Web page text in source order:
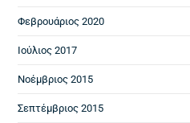
Φεβρουάριος 2020
Ιούλιος 2017
Νοέμβριος 2015
Σεπτέμβριος 2015